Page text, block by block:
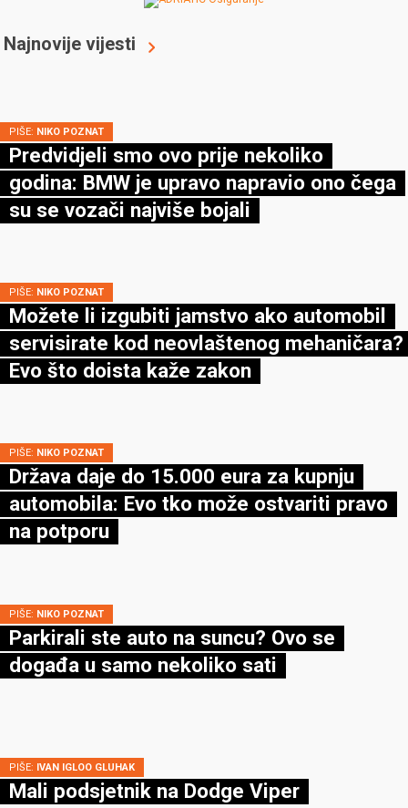
Najnovije vijesti
PIŠE: NIKO POZNAT
Predvidjeli smo ovo prije nekoliko
godina: BMW je upravo napravio ono čega
su se vozači najviše bojali
PIŠE: NIKO POZNAT
Možete li izgubiti jamstvo ako automobil
servisirate kod neovlaštenog mehaničara?
Evo što doista kaže zakon
PIŠE: NIKO POZNAT
Država daje do 15.000 eura za kupnju
automobila: Evo tko može ostvariti pravo
na potporu
PIŠE: NIKO POZNAT
Parkirali ste auto na suncu? Ovo se
događa u samo nekoliko sati
PIŠE: IVAN IGLOO GLUHAK
Mali podsjetnik na Dodge Viper